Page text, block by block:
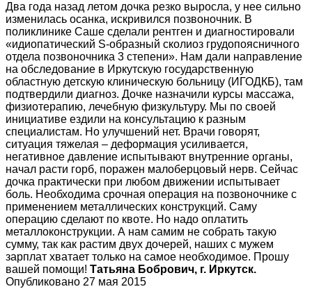
Два года назад летом дочка резко выросла, у нее сильно
изменилась осанка, искривился позвоночник. В
поликлинике Саше сделали рентген и диагностировали
«идиопатический S-образный сколиоз грудопоясничного
отдела позвоночника 3 степени». Нам дали направление
на обследование в Иркутскую государственную
областную детскую клиническую больницу (ИГОДКБ), там
подтвердили диагноз. Дочке назначили курсы массажа,
физиотерапию, лечебную физкультуру. Мы по своей
инициативе ездили на консультацию к разным
специалистам. Но улучшений нет. Врачи говорят,
ситуация тяжелая – деформация усиливается,
негативное давление испытывают внутренние органы,
начал расти горб, поражен малоберцовый нерв. Сейчас
дочка практически при любом движении испытывает
боль. Необходима срочная операция на позвоночнике с
применением металлических конструкций. Саму
операцию сделают по квоте. Но надо оплатить
металлоконструкции. А нам самим не собрать такую
сумму, так как растим двух дочерей, наших с мужем
зарплат хватает только на самое необходимое. Прошу
вашей помощи! Татьяна Бобрович, г. Иркутск.
Опубликовано 27 мая 2015